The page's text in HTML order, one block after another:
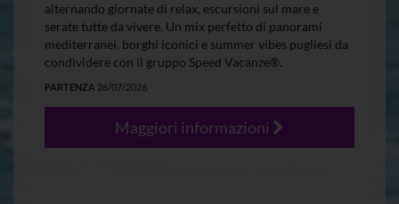
alternando giornate di relax, escursioni sul mare e
serate tutte da vivere. Un mix perfetto di panorami
mediterranei, borghi iconici e summer vibes pugliesi da
condividere con il gruppo Speed Vacanze®.
PARTENZA 26/07/2026
Maggiori informazioni